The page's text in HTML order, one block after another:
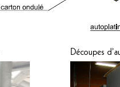
Découpes